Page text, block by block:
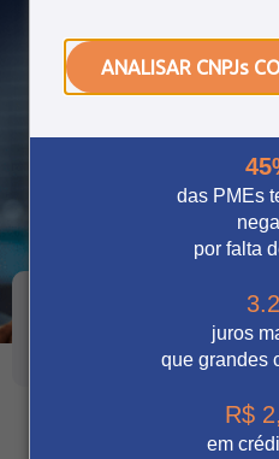
ANALISAR CNPJs
das PMEs
por falta
juros
que grandes
R$
em
Vendas Digitais